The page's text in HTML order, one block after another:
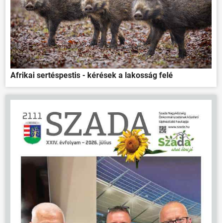
Afrikai sertéspestis - kérések a lakosság felé